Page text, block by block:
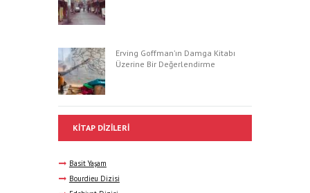
Erving Goffman’ın Damga Kitabı
Üzerine Bir Değerlendirme
KITAP DIZILERI
Basit Yaşam
Bourdieu Dizisi